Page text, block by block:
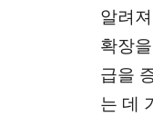
알려
확장
급을
는 데